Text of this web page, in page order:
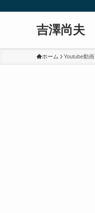
吉澤尚夫
ホーム Youtube動画